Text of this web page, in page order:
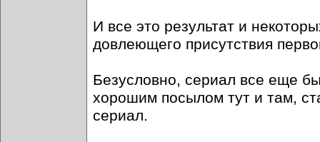
И все это результат и
довлеющего присутствия
Безусловно, сериал все еще
хорошим посылом тут и там,
сериал.